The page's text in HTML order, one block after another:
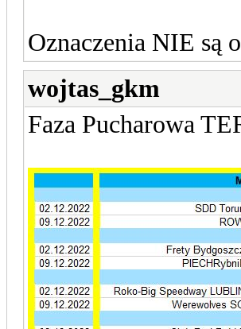
Oznaczenia NIE są
wojtas_gkm
Faza Pucharowa